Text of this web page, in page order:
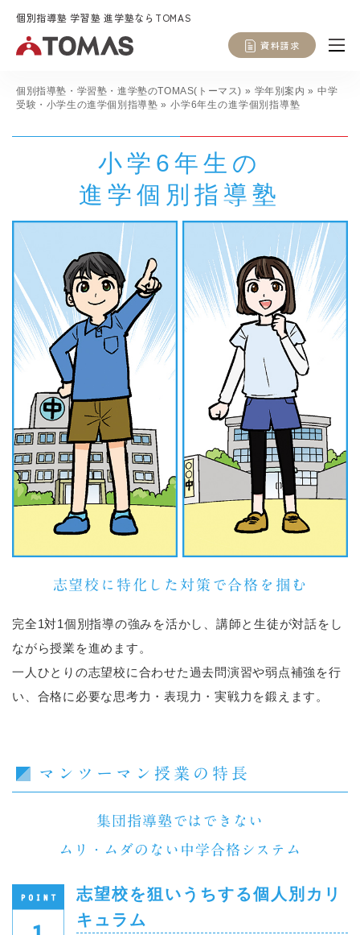
個別指導塾 学習塾 進学塾ならTOMAS
資料請求
個別指導塾・学習塾・進学塾のTOMAS(トーマス) » 学年別案内 »中学
受験・小学生の進学個別指導塾 » 小学6年生の進学個別指導塾
小学6年生の
進学個別指導塾
志望校に特化した対策で合格を掴む
完全1対1個別指導の強みを活かし、講師と生徒が対話をし
ながら授業を進めます。
一人ひとりの志望校に合わせた過去問演習や弱点補強を行
い、 合格に必要な思考力・表現力・実戦力を鍛えます。
マンツーマン授業の特長
集団指導塾ではできない
ムリ・ムダのない中学合格システム
志望校を狙いうちする個人別カリ
キュラム